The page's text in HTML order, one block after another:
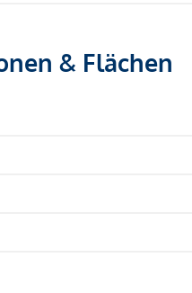
& Flächen